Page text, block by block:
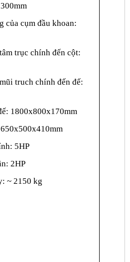
của cụm đầu khoan:
trục chính đến cột:
truch chính đến đế:
1800x800x170mm
5HP
2HP
~ 2150 kg